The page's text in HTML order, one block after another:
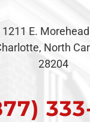
1211 E.
North
28204